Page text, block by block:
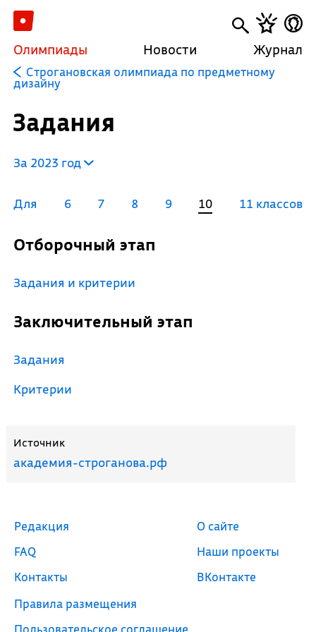
Олимпиады Новости Журнал
Строгановская олимпиада по предметному
дизайну
Задания
За 2023 год
Для 6 7 8 9 10 11 классов
Отборочный этап
Задания и критерии
Заключительный этап
Задания
Критерии
Источник
академия-строганова.рф
Редакция
FAQ
Контакты
Правила размещения
Пользовательское соглашение
О сайте
Наши проекты
ВКонтакте